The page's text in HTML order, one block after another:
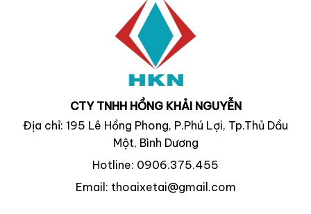
CTY TNHH HỒNG KHẢI NGUYỄN
Địa chỉ: 195 Lê Hồng Phong, P.Phú Lợi, Tp.Thủ Dầu
Một, Bình Dương
Hotline: 0906.375.455
Email: thoaixetai@gmail.com